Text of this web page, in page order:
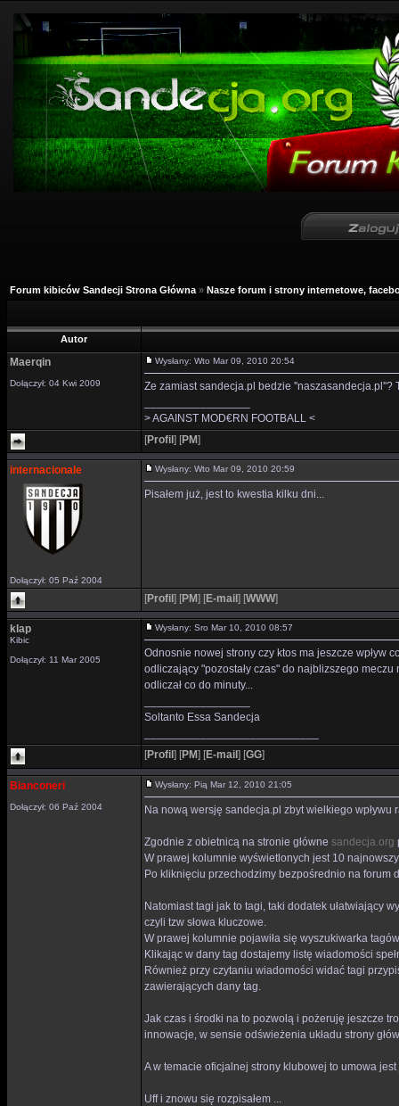
Forum kibiców Sandecji Strona Główna » Nasze forum i strony internetowe,
Autor
Maerqin
Dołączył: 04 Kwi 2009
Wysłany: Wto Mar 09, 2010 20:54
Ze zamiast sandecja.pl bedzie ''naszasandecja.pl''?
> AGAINST MOD€RN FOOTBALL <
[Profil ] [PM]
internacionale
Dołączył: 05 Paź 2004
Wysłany: Wto Mar 09, 2010 20:59
Pisałem już, jest to kwestia kilku dni...
[Profil ] [PM] [E-mail ] [WWW]
klap
Kibic
Dołączył: 11 Mar 2005
Wysłany: Sro Mar 10, 2010 08:57
Odnosnie nowej strony czy ktos ma jeszcze wpływ
odliczający "pozostały czas" do najblizszego
odliczał co do minuty...
Soltanto Essa Sandecja
[Profil ] [PM] [E-mail ] [GG]
Bianconeri
Dołączył: 06 Paź 2004
Wysłany: Pią Mar 12, 2010 21:05
Na nową wersję sandecja.pl zbyt wielkiego
Zgodnie z obietnicą na stronie główne sandecja.org
W prawej kolumnie wyświetlonych jest 10
Po kliknięciu przechodzimy bezpośrednio na forum
Natomiast tagi jak to tagi, taki dodatek ułatwiający
czyli tzw słowa kluczowe.
W prawej kolumnie pojawiła się wyszukiwarka
Klikając w dany tag dostajemy listę wiadomości
Również przy czytaniu wiadomości widać tagi
zawierających dany tag.
Jak czas i środki na to pozwolą i pożeruję jeszcze
innowacje, w sensie odświeżenia układu strony
A w temacie oficjalnej strony klubowej to umowa
Uff i znowu się rozpisałem ...